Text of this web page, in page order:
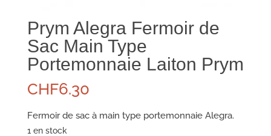
Prym Alegra Fermoir de
Sac Main Type
Portemonnaie Laiton Prym
CHF6.30
Fermoir de sac à main type portemonnaie Alegra.
1 en stock